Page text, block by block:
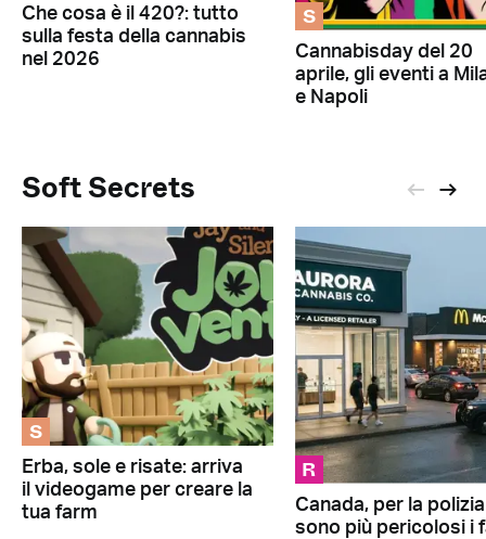
Che cosa è il 420?: tutto
sulla festa della cannabis
nel 2026
S
Cannabisday del 20
aprile, gli eventi a
e Napoli
Soft Secrets
S
Erba, sole e risate: arriva
il videogame per creare la
tua farm
R
Canada, per la polizia
sono più pericolosi i